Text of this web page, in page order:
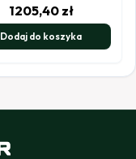
1205,40 zł
Dodaj do koszyka